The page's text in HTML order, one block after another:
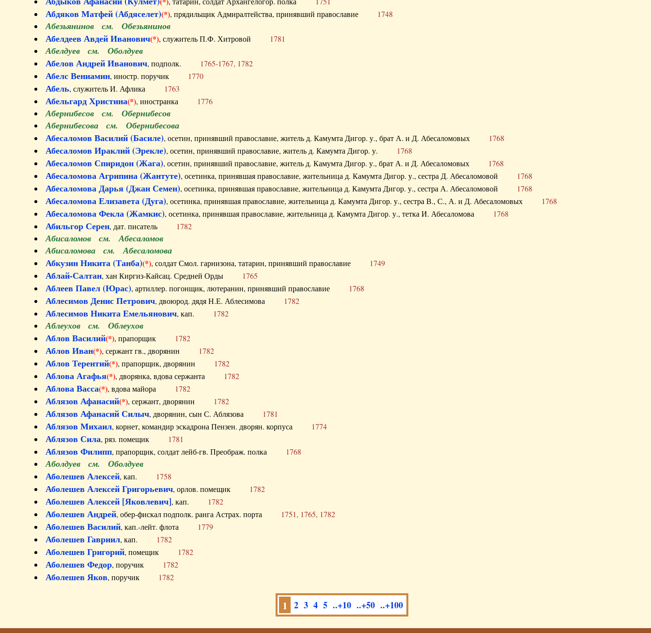
Абдяков Матфей (Абдяселет)(*), прядильщик Адмиралтейства, принявший православие 1748
Абезьянинов см. Обезьянинов
Абелдеев Авдей Иванович(*), служитель П.Ф. Хитровой 1781
Абелдуев см. Оболдуев
Абелов Андрей Иванович, подполк. 1765-1767, 1782
Абелс Вениамин, иностр. поручик 1770
Абель, служитель И. Афлика 1763
Абельгард Христина(*), иностранка 1776
Абернибесов см. Обернибесов
Абернибесова см. Обернибесова
Абесаломов Василий (Басиле), осетин, принявший православие, житель д. Камумта Дигор. у., брат А. и Д. Абесаломовых 1768
Абесаломов Ираклий (Эрекле), осетин, принявший православие, житель д. Камумта Дигор. у. 1768
Абесаломов Спиридон (Жага), осетин, принявший православие, житель д. Камумта Дигор. у., брат А. и Д. Абесаломовых 1768
Абесаломова Агрипина (Жантуте), осетинка, принявшая православие, жительница д. Камумта Дигор. у., сестра Д. Абесаломовой 1768
Абесаломова Дарья (Джан Семен), осетинка, принявшая православие, жительница д. Камумта Дигор. у., сестра А. Абесаломовой 1768
Абесаломова Елизавета (Дуга), осетинка, принявшая православие, жительница д. Камумта Дигор. у., сестра В., С., А. и Д. Абесаломовых 1768
Абесаломова Фекла (Жамкис), осетинка, принявшая православие, жительница д. Камумта Дигор. у., тетка И. Абесаломова 1768
Абильгор Серен, дат. писатель 1782
Абисаломов см. Абесаломов
Абисаломова см. Абесаломова
Абкузин Никита (Танба)(*), солдат Смол. гарнизона, татарин, принявший православие 1749
Аблай-Салтан, хан Киргиз-Кайсац. Средней Орды 1765
Аблеев Павел (Юрас), артиллер. погонщик, лютеранин, принявший православие 1768
Аблесимов Денис Петрович, двоюрод. дядя Н.Е. Аблесимова 1782
Аблесимов Никита Емельянович, кап. 1782
Аблеухов см. Облеухов
Аблов Василий(*), прапорщик 1782
Аблов Иван(*), сержант гв., дворянин 1782
Аблов Терентий(*), прапорщик, дворянин 1782
Аблова Агафья(*), дворянка, вдова сержанта 1782
Аблова Васса(*), вдова майора 1782
Аблязов Афанасий(*), сержант, дворянин 1782
Аблязов Афанасий Силыч, дворянин, сын С. Аблязова 1781
Аблязов Михаил, корнет, командир эскадрона Пензен. дворян. корпуса 1774
Аблязов Сила, ряз. помещик 1781
Аблязов Филипп, прапорщик, солдат лейб-гв. Преображ. полка 1768
Аболдуев см. Оболдуев
Аболешев Алексей, кап. 1758
Аболешев Алексей Григорьевич, орлов. помещик 1782
Аболешев Алексей [Яковлевич], кап. 1782
Аболешев Андрей, обер-фискал подполк. ранга Астрах. порта 1751, 1765, 1782
Аболешев Василий, кап.-лейт. флота 1779
Аболешев Гавриил, кап. 1782
Аболешев Григорий, помещик 1782
Аболешев Федор, поручик 1782
Аболешев Яков, поручик 1782
1 2 3 4 5 ..+10 ..+50 ..+100